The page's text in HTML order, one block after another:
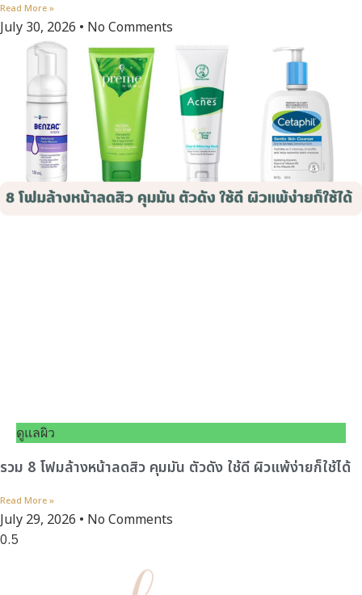
Read More »
July 30, 2026 No Comments
ดูแลผิว
รวม 8 โฟมล้างหน้าลดสิว คุมมัน ตัวดัง ใช้ดี ผิวแพ้ง่ายก็ใช้ได้
Read More »
July 29, 2026 No Comments